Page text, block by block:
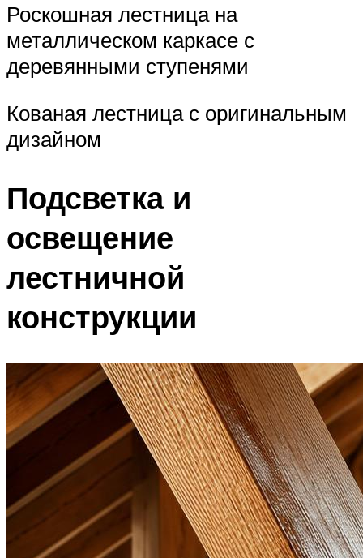
Роскошная лестница на
металлическом каркасе с
деревянными ступенями
Кованая лестница с оригинальным
дизайном
Подсветка и
освещение
лестничной
конструкции